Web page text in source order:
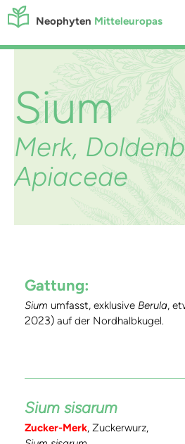
Neophyten Mitteleuropas
Sium
Merk,
Apiaceae
Gattung:
Sium umfasst, exklusive Berula,
2023) auf der Nordhalbkugel.
Sium sisarum
Zucker-Merk, Zuckerwurz,